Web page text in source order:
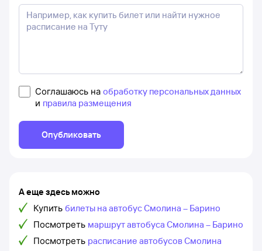
Соглашаюсь на обработку персональных данных
и правила размещения
Опубликовать
А еще здесь можно
Купить билеты на автобус Смолина – Барино
Посмотреть маршрут автобуса Смолина – Барино
Посмотреть расписание автобусов Смолина